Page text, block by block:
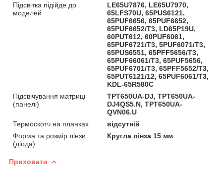
Підсвітка підійде до
моделей
LE65U7876, LE65U7970,
65LFS70U, 65PUS6121,
65PUF6656, 65PUF6652,
65PUF6652/T3, LD65P19U,
60PUT612, 60PUF6061,
65PUF6721/T3, 5PUF6071/T3,
65PUS6551, 65PFF5656/T3,
65PUF66061/T3, 65PUF5656,
65PUF6701/T3, 65PFF5652/T3,
65PUT6121/12, 65PUF6061/T3,
KDL-65R580C
Підсвічування матриці
(панелі)
TPT650UA-DJ, TPT650UA-
DJ4QS5.N, TPT650UA-
QVN06.U
Термоскотч на планках
відсутній
Форма та розмір лінзи
(діода)
Кругла лінза 15 мм
Приховати